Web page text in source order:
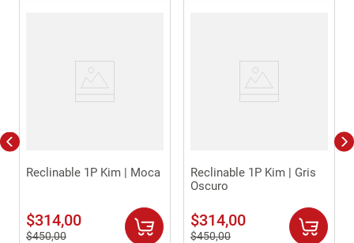
Reclinable 1P Kim | Moca
$314,00
$450,00
Reclinable 1P Kim | Gris
Oscuro
$314,00
$450,00